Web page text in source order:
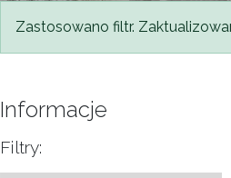
Komunikat
Zastosowano filtr.
Informacje
Filtry: